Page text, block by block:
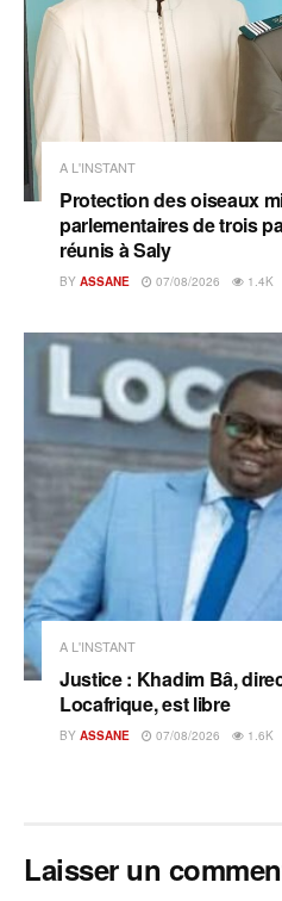
A L'INSTANT
Protection des oiseaux
parlementaires de trois
réunis à Saly
BY ASSANE 07/08/2026 1.4K
A L'INSTANT
Justice : Khadim Bâ,
Locafrique, est libre
BY ASSANE 07/08/2026 1.6K
Laisser un